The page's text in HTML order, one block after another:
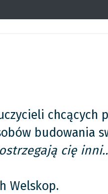
budowania
cię
Welskop.